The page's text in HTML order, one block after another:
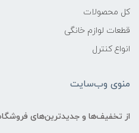
کل محصولات
قطعات لوازم خانگی
انواع کنترل
منوی وب‌سایت
از تخفیف‌ها و جدیدترین‌های